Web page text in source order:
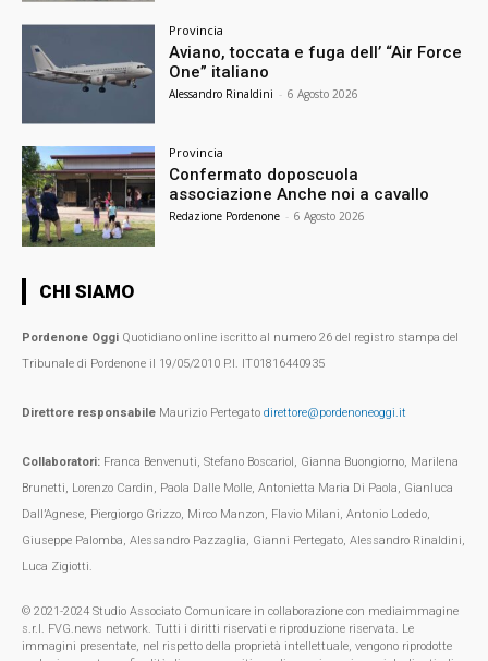
Provincia
Aviano, toccata e fuga dell’ “Air Force
One” italiano
Alessandro Rinaldini - 6 Agosto 2026
Provincia
Confermato doposcuola
associazione Anche noi a cavallo
Redazione Pordenone - 6 Agosto 2026
CHI SIAMO
Pordenone Oggi Quotidiano online iscritto al numero 26 del registro stampa del
Tribunale di Pordenone il 19/05/2010 P.I. IT01816440935
Direttore responsabile Maurizio Pertegato direttore@pordenoneoggi.it
Collaboratori: Franca Benvenuti, Stefano Boscariol, Gianna Buongiorno, Marilena
Brunetti, Lorenzo Cardin, Paola Dalle Molle, Antonietta Maria Di Paola, Gianluca
Dall’Agnese, Piergiorgo Grizzo, Mirco Manzon, Flavio Milani, Antonio Lodedo,
Giuseppe Palomba, Alessandro Pazzaglia, Gianni Pertegato, Alessandro Rinaldini,
Luca Zigiotti.
© 2021-2024 Studio Associato Comunicare in collaborazione con mediaimmagine
s.r.l. FVG.news network. Tutti i diritti riservati e riproduzione riservata. Le
immagini presentate, nel rispetto della proprietà intellettuale, vengono riprodotte